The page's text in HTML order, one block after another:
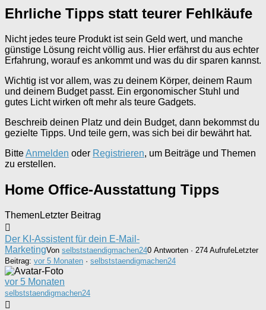
Ehrliche Tipps statt teurer Fehlkäufe
Nicht jedes teure Produkt ist sein Geld wert, und manche
günstige Lösung reicht völlig aus. Hier erfährst du aus echter
Erfahrung, worauf es ankommt und was du dir sparen kannst.
Wichtig ist vor allem, was zu deinem Körper, deinem Raum
und deinem Budget passt. Ein ergonomischer Stuhl und
gutes Licht wirken oft mehr als teure Gadgets.
Beschreib deinen Platz und dein Budget, dann bekommst du
gezielte Tipps. Und teile gern, was sich bei dir bewährt hat.
BitteAnmelden oder Registrieren, um Beiträge und Themen
zu erstellen.
Home Office-Ausstattung Tipps
Themen Letzter Beitrag
Der KI-Assistent für dein E-Mail-
MarketingVon selbststaendigmachen240 Antworten · 274 AufrufeLetzter
Beitrag: vor 5 Monaten · selbststaendigmachen24
vor 5 Monaten
selbststaendigmachen24